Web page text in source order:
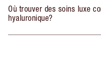
Où trouver des soins luxe
hyaluronique?